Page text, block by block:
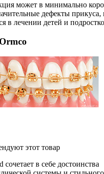
может в минимально
дефекты прикуса,
в лечении детей и
этот товар
в себе достоинства